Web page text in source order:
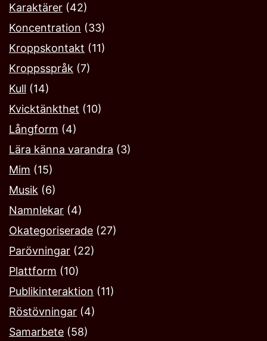
Karaktärer (42)
Koncentration (33)
Kroppskontakt (11)
Kroppsspråk (7)
Kull (14)
Kvicktänkthet (10)
Långform (4)
Lära känna varandra (3)
Mim (15)
Musik (6)
Namnlekar‎ (4)
Okategoriserade (27)
Parövningar (22)
Plattform (10)
Publikinteraktion (11)
Röstövningar (4)
Samarbete (58)